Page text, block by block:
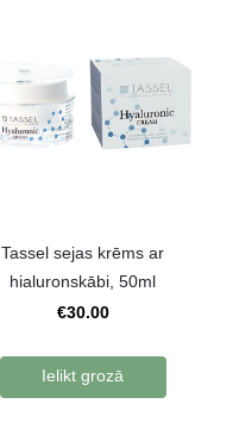
Tassel sejas krēms ar
hialuronskābi, 50ml
€30.00
Ielikt grozā